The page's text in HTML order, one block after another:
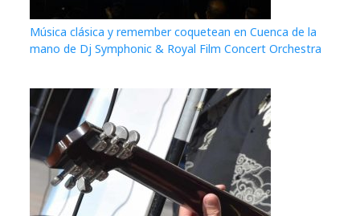
Música clásica y remember coquetean en Cuenca de la
mano de Dj Symphonic & Royal Film Concert Orchestra